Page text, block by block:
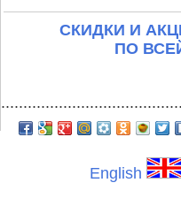
СКИДКИ И
ПО
English